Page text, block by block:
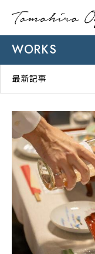
WORKS
最新記事